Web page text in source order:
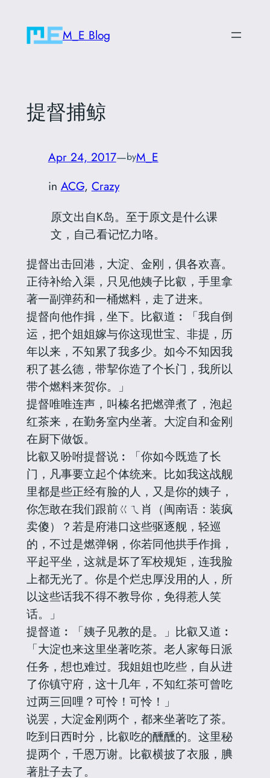
content
M_E Blog
提督捕鲸
Apr 24, 2017—byM_E
in ACG, Crazy
原文出自K岛。至于原文是什么课
文，自己看记忆力咯。
提督出击回港，大淀、金刚，俱各欢喜。
正待补给入渠，只见他姨子比叡，手里拿
著一副弹药和一桶燃料，走了进来。
提督向他作揖，坐下。比叡道︰「我自倒
运，把个姐姐嫁与你这现世宝、非提，历
年以来，不知累了我多少。如今不知因我
积了甚么德，带挈你造了个长门，我所以
带个燃料来贺你。」
提督唯唯连声，叫榛名把燃弹煮了，泡起
红茶来，在勤务室内坐著。大淀自和金刚
在厨下做饭。
比叡又吩咐提督说︰「你如今既造了长
门，凡事要立起个体统来。比如我这战舰
里都是些正经有脸的人，又是你的姨子，
你怎敢在我们跟前ㄍㄟ肖（闽南语：装疯
卖傻）？若是府港口这些驱逐舰，轻巡
的，不过是燃弹钢，你若同他拱手作揖，
平起平坐，这就是坏了军校规矩，连我脸
上都无光了。你是个烂忠厚没用的人，所
以这些话我不得不教导你，免得惹人笑
话。」
提督道︰「姨子见教的是。」比叡又道︰
「大淀也来这里坐著吃茶。老人家每日派
任务，想也难过。我姐姐也吃些，自从进
了你镇守府，这十几年，不知红茶可曾吃
过两三回哩？可怜！可怜！」
说罢，大淀金刚两个，都来坐著吃了茶。
吃到日西时分，比叡吃的醺醺的。这里秘
提两个，千恩万谢。比叡横披了衣服，腆
著肚子去了。